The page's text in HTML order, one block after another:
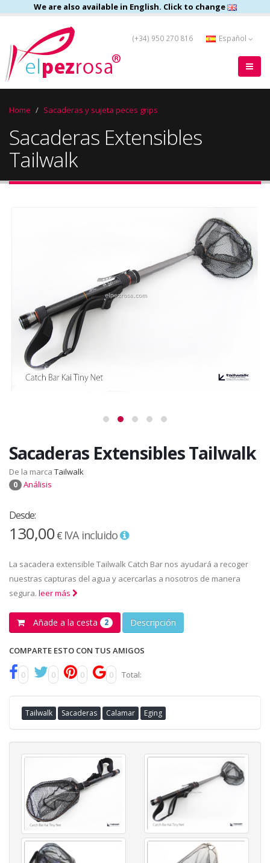
We are also available in English. Click to change
(+34) 950 270 816 Español
Home Sacaderas y sujeta peces grips
Sacaderas Extensibles
Tailwalk
Sacaderas Extensibles Tailwalk
De la marca Tailwalk
0 Análisis
Desde:
130,00€ IVA incluido
La sacadera extensible Tailwalk Catch Bar nos ayudará a recoger
nuestras capturas del agua y acercarlas a nosotros de manera
segura. leer más
Añade a la cesta 2 Descripción
COMPARTE ESTO CON TUS AMIGOS
0 0 0 0 Total:
Tailwalk Sacaderas Calamar Eging